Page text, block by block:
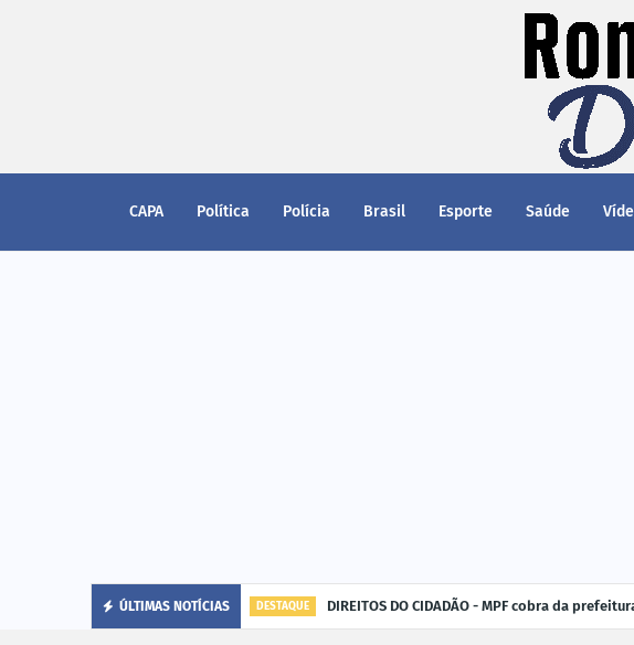
CAPA Política Polícia Brasil Esporte Saúde
ÚLTIMAS NOTÍCIAS DESTAQUE DIREITOS DO CIDADÃO - MPF cobra da